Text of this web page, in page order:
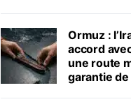
Ormuz :
accord
une route
garantie